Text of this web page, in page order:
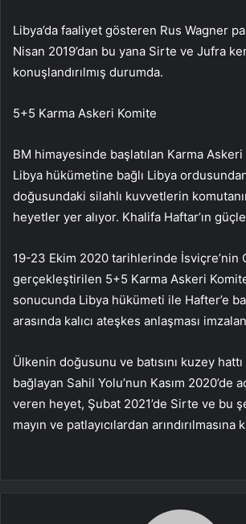
Libya’da faaliyet gösteren Rus Wagner
Nisan 2019’dan bu yana Sirte ve Jufra
konuşlandırılmış durumda.
5+5 Karma Askeri Komite
BM himayesinde başlatılan Karma Askeri
Libya hükümetine bağlı Libya
doğusundaki silahlı kuvvetlerin
heyetler yer alıyor. Khalifa Haftar’ın
19-23 Ekim 2020 tarihlerinde İsviçre’nin
gerçekleştirilen 5+5 Karma Askeri
sonucunda Libya hükümeti ile Hafter’e
arasında kalıcı ateşkes anlaşması
Ülkenin doğusunu ve batısını kuzey
bağlayan Sahil Yolu’nun Kasım 2020’de
veren heyet, Şubat 2021’de Sirte ve bu
mayın ve patlayıcılardan arındırılmasına